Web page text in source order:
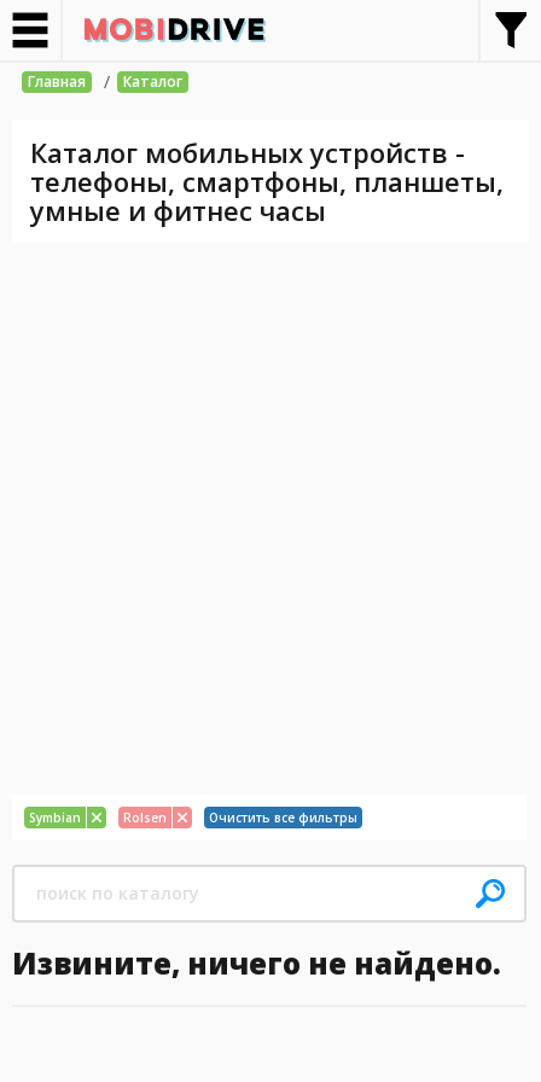
Главная / Каталог
Каталог мобильных устройств -
телефоны, смартфоны, планшеты,
умные и фитнес часы
Symbian Rolsen Очистить все фильтры
Извините, ничего не найдено.